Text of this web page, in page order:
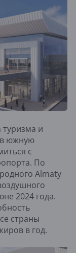
туризма и
южную
с
По
Almaty
2024 года.
страны
в год.